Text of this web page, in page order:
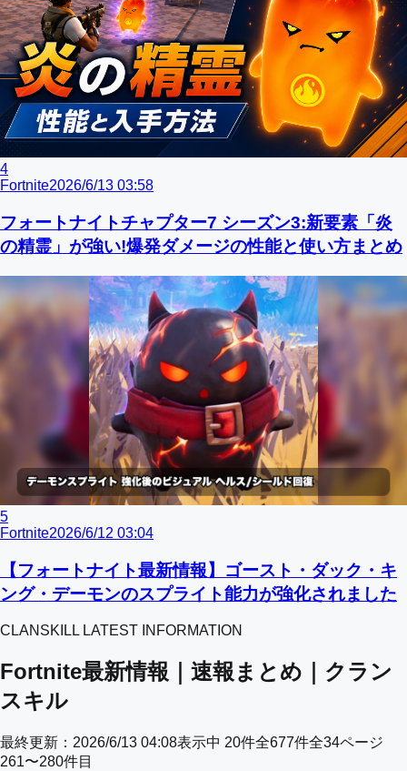
4
Fortnite2026/6/13 03:58
フォートナイトチャプター7 シーズン3:新要素「炎
の精霊」が強い!爆発ダメージの性能と使い方まとめ
5
Fortnite2026/6/12 03:04
【フォートナイト最新情報】ゴースト・ダック・キ
ング・デーモンのスプライト能力が強化されました
CLANSKILL LATEST INFORMATION
Fortnite最新情報｜速報まとめ｜クラン
スキル
最終更新： 2026/6/13 04:08表示中 20件全677件全34ページ
261〜280件目